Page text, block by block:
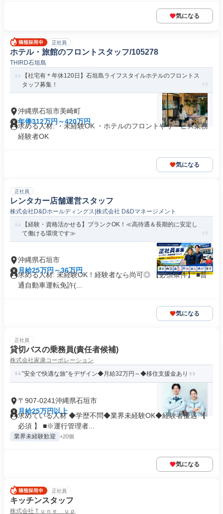
気になる
正社員
ホテル・旅館のフロントスタッフ/105278
THIRD石垣島
【社宅有＊年休120日】石垣島ライフスタイルホテルのフロントス
タッフ募集！
沖縄県石垣市美崎町
年俸312万円～420万円
求める人材: ・未経験OK ・ホテルのフロントやサービス業務
経験者OK
気になる
正社員
レンタカー店舗運営スタッフ
株式会社D&Dホールディングス|株式会社 D&Dマネージメント
【経験・資格活かせる】ブランクOK！≪高待遇＆長期的に安定し
て働ける環境です≫
沖縄県石垣市
月給25万円～36万円
求める人材: 未経験OK！経験者なら尚可◎ 【必須条件】 ■普
通自動車運転免許(...
気になる
正社員
貸切バスの乗務員(責任者候補)
株式会社家康コーポレーション
”安全で快適な旅”をデザイン◆月給32万円～◆移住支援金あり
〒907-0241沖縄県石垣市
月給25万円以上
求めている人材 ◆学歴不問◆業界未経験OK◆経験者優遇 【
必須 】 ■※運行管理者...
業界未経験歓迎 +20個
気になる
正社員
キッチンスタッフ
株式会社Ｔｕｎｅ ｕｐ